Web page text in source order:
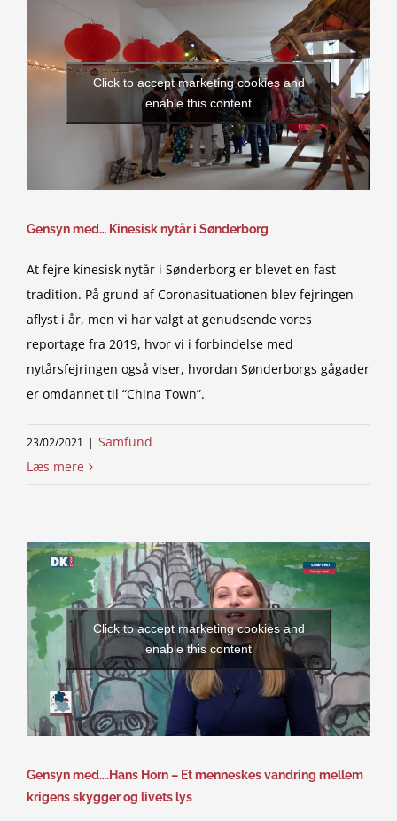
Click to accept marketing cookies and
enable this content
Gensyn med… Kinesisk nytår i Sønderborg
At fejre kinesisk nytår i Sønderborg er blevet en fast
tradition. På grund af Coronasituationen blev fejringen
aflyst i år, men vi har valgt at genudsende vores
reportage fra 2019, hvor vi i forbindelse med
nytårsfejringen også viser, hvordan Sønderborgs gågader
er omdannet til “China Town”.
23/02/2021 | Samfund
Læs mere
Click to accept marketing cookies and
enable this content
Gensyn med….Hans Horn – Et menneskes vandring mellem
krigens skygger og livets lys